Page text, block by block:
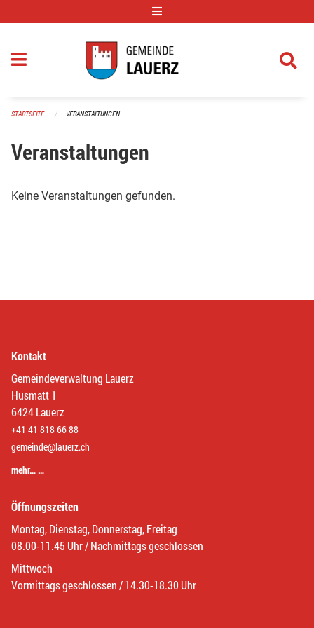
STARTSEITE VERANSTALTUNGEN
Veranstaltungen
Keine Veranstaltungen gefunden.
Kontakt
Gemeindeverwaltung Lauerz
Husmatt 1
6424 Lauerz
+41 41 818 66 88
gemeinde@lauerz.ch
mehr… …
Öffnungszeiten
Montag, Dienstag, Donnerstag, Freitag
08.00-11.45 Uhr / Nachmittags geschlossen
Mittwoch
Vormittags geschlossen / 14.30-18.30 Uhr